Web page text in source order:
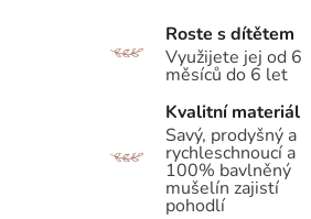
Roste s dítětem
Využijete jej od 6
měsíců do 6 let
Kvalitní materiál
Savý, prodyšný a
rychleschnoucí a
100% bavlněný
mušelín zajistí
pohodlí